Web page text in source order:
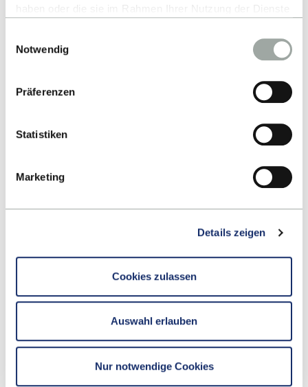
Alles zum Thema Cookies und personenbezogene
Datenverarbeitung entnehmen Sie unserer
Notwendig
Präferenzen
Statistiken
Marketing
Details zeigen
Cookies zulassen
Auswahl erlauben
Nur notwendige Cookies
Fakultät
Unternehmen
Die ESB